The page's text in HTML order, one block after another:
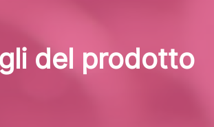
del prodotto